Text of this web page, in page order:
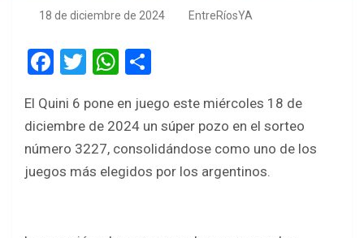
18 de diciembre de 2024 EntreRíosYA
F
ce
b
o
T
tt
er
W
at
s
A
ar
e
El Quini 6 pone en juego este miércoles 18 de
diciembre de 2024 un súper pozo en el sorteo
número 3227, consolidándose como uno de los
juegos más elegidos por los argentinos.